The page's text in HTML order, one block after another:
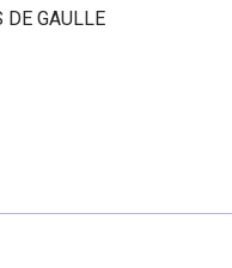
DE GAULLE